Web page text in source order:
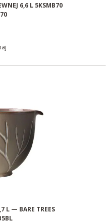
6,6 L 5KSMB70
L — BARE TREES